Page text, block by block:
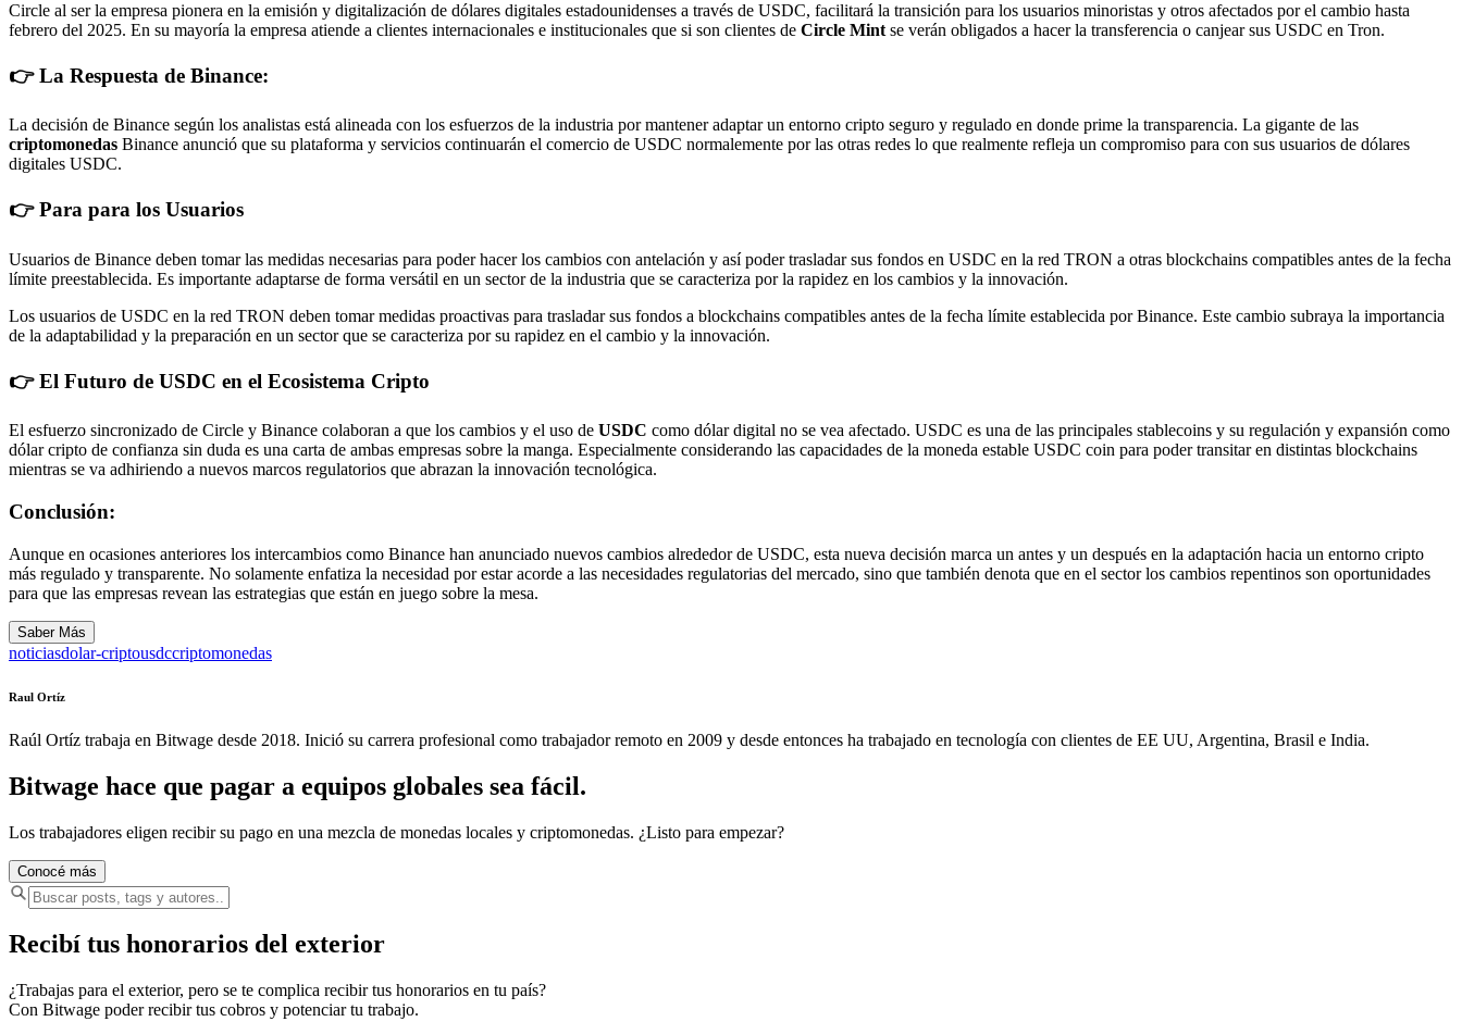
Circle al ser la empresa pionera en la emisión y digitalización de dólares digitales estadounidenses a través de USDC, facilitará la transición para los usuarios minoristas y otros afectados por el cambio hasta
febrero del 2025. En su mayoría la empresa atiende a clientes internacionales e institucionales que si son clientes de Circle Mint se verán obligados a hacer la transferencia o canjear sus USDC en Tron.
👉 La Respuesta de Binance:
La decisión de Binance según los analistas está alineada con los esfuerzos de la industria por mantener adaptar un entorno cripto seguro y regulado en donde prime la transparencia. La gigante de las
criptomonedas Binance anunció que su plataforma y servicios continuarán el comercio de USDC normalemente por las otras redes lo que realmente refleja un compromiso para con sus usuarios de dólares
digitales USDC.
👉 Para para los Usuarios
Usuarios de Binance deben tomar las medidas necesarias para poder hacer los cambios con antelación y así poder trasladar sus fondos en USDC en la red TRON a otras blockchains compatibles antes de la fecha
límite preestablecida. Es importante adaptarse de forma versátil en un sector de la industria que se caracteriza por la rapidez en los cambios y la innovación.
Los usuarios de USDC en la red TRON deben tomar medidas proactivas para trasladar sus fondos a blockchains compatibles antes de la fecha límite establecida por Binance. Este cambio subraya la importancia
de la adaptabilidad y la preparación en un sector que se caracteriza por su rapidez en el cambio y la innovación.
👉 El Futuro de USDC en el Ecosistema Cripto
El esfuerzo sincronizado de Circle y Binance colaboran a que los cambios y el uso de USDC como dólar digital no se vea afectado. USDC es una de las principales stablecoins y su regulación y expansión como
dólar cripto de confianza sin duda es una carta de ambas empresas sobre la manga. Especialmente considerando las capacidades de la moneda estable USDC coin para poder transitar en distintas blockchains
mientras se va adhiriendo a nuevos marcos regulatorios que abrazan la innovación tecnológica.
Conclusión:
Aunque en ocasiones anteriores los intercambios como Binance han anunciado nuevos cambios alrededor de USDC, esta nueva decisión marca un antes y un después en la adaptación hacia un entorno cripto
más regulado y transparente. No solamente enfatiza la necesidad por estar acorde a las necesidades regulatorias del mercado, sino que también denota que en el sector los cambios repentinos son oportunidades
para que las empresas revean las estrategias que están en juego sobre la mesa.
Saber Más
noticiasdolar-criptousdccriptomonedas
Raul Ortíz
Raúl Ortíz trabaja en Bitwage desde 2018. Inició su carrera profesional como trabajador remoto en 2009 y desde entonces ha trabajado en tecnología con clientes de EE UU, Argentina, Brasil e India.
Bitwage hace que pagar a equipos globales sea fácil.
Los trabajadores eligen recibir su pago en una mezcla de monedas locales y criptomonedas. ¿Listo para empezar?
Conocé más
Recibí tus honorarios del exterior
¿Trabajas para el exterior, pero se te complica recibir tus honorarios en tu país?
Con Bitwage poder recibir tus cobros y potenciar tu trabajo.